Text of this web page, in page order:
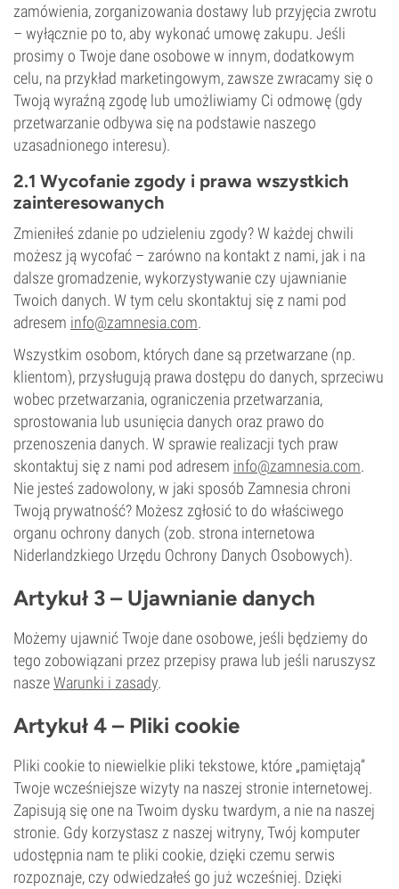
zamówienia, zorganizowania dostawy lub przyjęcia zwrotu
– wyłącznie po to, aby wykonać umowę zakupu. Jeśli
prosimy o Twoje dane osobowe w innym, dodatkowym
celu, na przykład marketingowym, zawsze zwracamy się o
Twoją wyraźną zgodę lub umożliwiamy Ci odmowę (gdy
przetwarzanie odbywa się na podstawie naszego
uzasadnionego interesu).
2.1 Wycofanie zgody i prawa wszystkich
zainteresowanych
Zmieniłeś zdanie po udzieleniu zgody? W każdej chwili
możesz ją wycofać – zarówno na kontakt z nami, jak i na
dalsze gromadzenie, wykorzystywanie czy ujawnianie
Twoich danych. W tym celu skontaktuj się z nami pod
adresem info@zamnesia.com.
Wszystkim osobom, których dane są przetwarzane (np.
klientom), przysługują prawa dostępu do danych, sprzeciwu
wobec przetwarzania, ograniczenia przetwarzania,
sprostowania lub usunięcia danych oraz prawo do
przenoszenia danych. W sprawie realizacji tych praw
skontaktuj się z nami pod adresem info@zamnesia.com.
Nie jesteś zadowolony, w jaki sposób Zamnesia chroni
Twoją prywatność? Możesz zgłosić to do właściwego
organu ochrony danych (zob. strona internetowa
Niderlandzkiego Urzędu Ochrony Danych Osobowych).
Artykuł 3 – Ujawnianie danych
Możemy ujawnić Twoje dane osobowe, jeśli będziemy do
tego zobowiązani przez przepisy prawa lub jeśli naruszysz
naszeWarunki i zasady.
Artykuł 4 – Pliki cookie
Pliki cookie to niewielkie pliki tekstowe, które „pamiętają”
Twoje wcześniejsze wizyty na naszej stronie internetowej.
Zapisują się one na Twoim dysku twardym, a nie na naszej
stronie. Gdy korzystasz z naszej witryny, Twój komputer
udostępnia nam te pliki cookie, dzięki czemu serwis
rozpoznaje, czy odwiedzałeś go już wcześniej. Dzięki